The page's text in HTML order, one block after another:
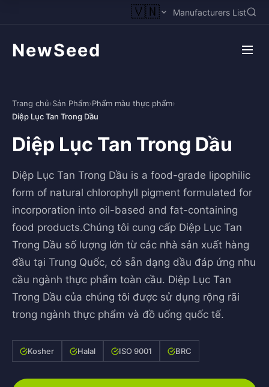
🇻🇳 Manufacturers List
NewSeed
Trang chủ›Sản Phẩm›Phẩm màu thực phẩm›
Diệp Lục Tan Trong Dầu
Diệp Lục Tan Trong Dầu
Diệp Lục Tan Trong Dầu is a food-grade lipophilic
form of natural chlorophyll pigment formulated for
incorporation into oil-based and fat-containing
food products.Chúng tôi cung cấp Diệp Lục Tan
Trong Dầu số lượng lớn từ các nhà sản xuất hàng
đầu tại Trung Quốc, có sẵn dạng dầu đáp ứng nhu
cầu ngành thực phẩm toàn cầu. Diệp Lục Tan
Trong Dầu của chúng tôi được sử dụng rộng rãi
trong ngành thực phẩm và đồ uống quốc tế.
Kosher Halal ISO 9001 BRC